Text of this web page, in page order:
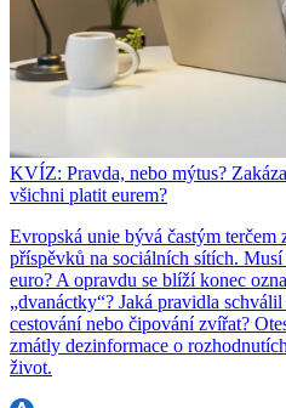
KVÍZ: Pravda, nebo mýtus?
všichni platit eurem?
Evropská unie bývá častým
příspěvků na sociálních sítích.
euro? A opravdu se blíží konec
„dvanáctky“? Jaká pravidla
cestování nebo čipování zvířat?
zmátly dezinformace o
život.